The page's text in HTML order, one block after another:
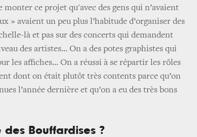
monter ce projet qu'avec des gens qui n’avaient
» avaient un peu plus l’habitude d’organiser des
là et pas sur des concerts qui demandent
des artistes… On a des potes graphistes qui
les affiches... On a réussi à se répartir les rôles
dont on était plutôt très contents parce qu’on
l’année dernière et qu’on a eu des très bons
Bouffardises ?